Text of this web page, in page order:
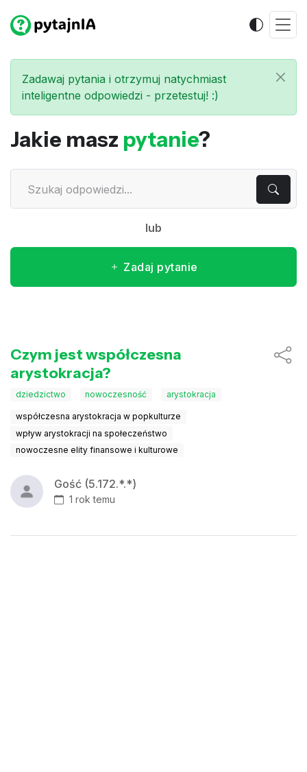
Zadawaj pytania i otrzymuj natychmiast
inteligentne odpowiedzi - przetestuj! :)
Jakie masz pytanie?
lub
Zadaj pytanie
Czym jest współczesna
arystokracja?
dziedzictwo nowoczesność arystokracja
współczesna arystokracja w popkulturze
wpływ arystokracji na społeczeństwo
nowoczesne elity finansowe i kulturowe
Gość (5.172.*.*)
1 rok temu